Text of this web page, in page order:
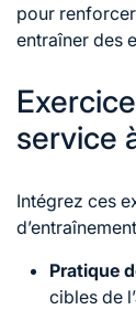
pour
entraîner des
service
Intégrez ces
Pratique
cibles de